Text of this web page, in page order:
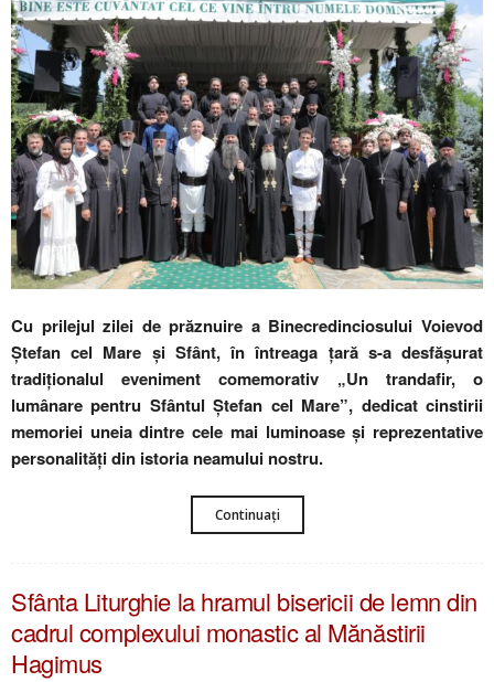
Cu prilejul zilei de prăznuire a Binecredinciosului Voievod
Ștefan cel Mare și Sfânt, în întreaga țară s-a desfășurat
tradiționalul eveniment comemorativ „Un trandafir, o
lumânare pentru Sfântul Ștefan cel Mare”, dedicat cinstirii
memoriei uneia dintre cele mai luminoase și reprezentative
personalități din istoria neamului nostru.
Continuați
Sfânta Liturghie la hramul bisericii de lemn din
cadrul complexului monastic al Mănăstirii
Hagimus